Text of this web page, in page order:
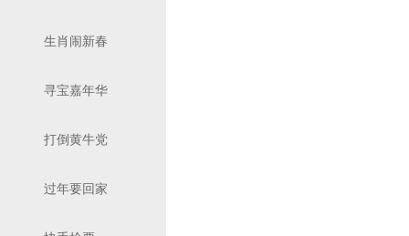
生肖闹新春
寻宝嘉年华
打倒黄牛党
过年要回家